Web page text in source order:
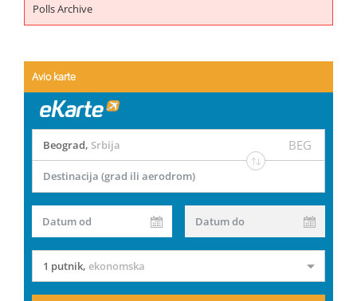
Polls Archive
Avio karte
Beograd, Srbija BEG
Destinacija (grad ili aerodrom)
Datum od Datum do
1 putnik, ekonomska